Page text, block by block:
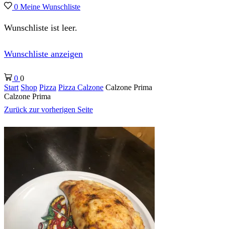
0 Meine Wunschliste
Wunschliste ist leer.
Wunschliste anzeigen
0 0
Start Shop Pizza Pizza Calzone Calzone Prima
Calzone Prima
Zurück zur vorherigen Seite